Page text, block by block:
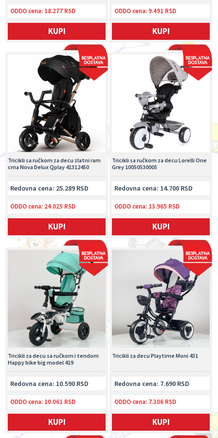
ODDO cena: 9.491 RSD
KUPI
ODDO cena: 18.277 RSD
KUPI
Tricikli sa ručkom za decu Lorelli One
Grey 10050530005
Redovna cena: 14.700 RSD
ODDO cena: 13.965 RSD
KUPI
Tricikli sa ručkom za decu zlatni ram
crna Nova Delux Qplay 41312450
Redovna cena: 25.289 RSD
ODDO cena: 24.025 RSD
KUPI
Tricikli za decu Playtime Moni 431
Redovna cena: 7.690 RSD
ODDO cena: 7.306 RSD
KUPI
Tricikli za decu sa ručkom i tendom
Happy bike big model 419
Redovna cena: 10.590 RSD
ODDO cena: 10.061 RSD
KUPI